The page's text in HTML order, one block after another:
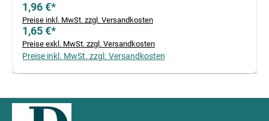
1,96 €*
Preise inkl. MwSt. zzgl. Versandkosten
1,65 €*
Preise exkl. MwSt. zzgl. Versandkosten
Preise inkl. MwSt. zzgl. Versandkosten